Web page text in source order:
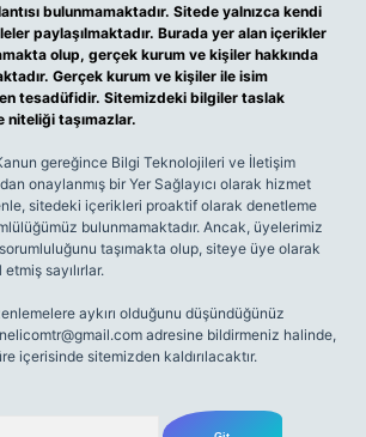
bulunmamaktadır. Sitede yalnızca kendi
paylaşılmaktadır. Burada yer alan içerikler
olup, gerçek kurum ve kişiler hakkında
Gerçek kurum ve kişiler ile isim
tesadüfidir. Sitemizdeki bilgiler taslak
niteliği taşımazlar.
gereğince Bilgi Teknolojileri ve İletişim
onaylanmış bir Yer Sağlayıcı olarak hizmet
sitedeki içerikleri proaktif olarak denetleme
bulunmamaktadır. Ancak, üyelerimiz
taşımakta olup, siteye üye olarak
sayılırlar.
aykırı olduğunu düşündüğünüz
adresine bildirmeniz halinde,
içerisinde sitemizden kaldırılacaktır.